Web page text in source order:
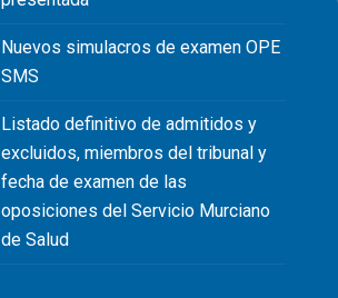
Nuevos simulacros de examen OPE
SMS
Listado definitivo de admitidos y
excluidos, miembros del tribunal y
fecha de examen de las
oposiciones del Servicio Murciano
de Salud